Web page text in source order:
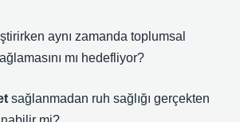
aynı zamanda toplumsal
mı hedefliyor?
sağlanmadan ruh sağlığı gerçekten